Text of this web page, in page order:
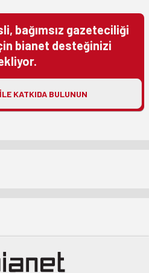
bağımsız gazeteciliği
bianet desteğinizi
KATKIDA BULUNUN